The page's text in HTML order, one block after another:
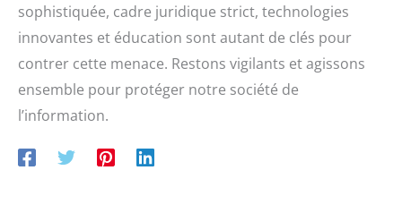
sophistiquée, cadre juridique strict, technologies
innovantes et éducation sont autant de clés pour
contrer cette menace. Restons vigilants et agissons
ensemble pour protéger notre société de
l’information.